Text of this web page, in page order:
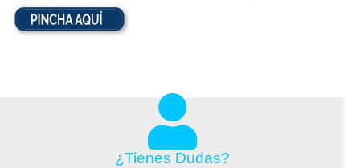
¿Tienes Dudas?